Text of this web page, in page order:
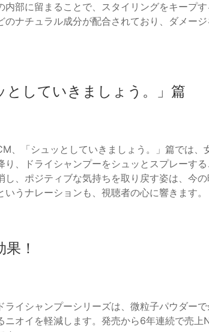
内部に留まることで、スタイリングをキープ
のナチュラル成分が配合されており、ダメー
としていきましょう。」篇
、「シュッとしていきましょう。」篇では
り、ドライシャンプーをシュッとスプレーす
し、ポジティブな気持ちを取り戻す姿は、今
いうナレーションも、視聴者の心に響きます。
！
ライシャンプーシリーズは、微粒子パウダー
ニオイを軽減します。発売から6年連続で売